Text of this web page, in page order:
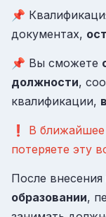
📌
документах,
📌 Вы сможете
должности,
квалификации,
❗
В ближайшее
потеряете эту
После внесения
образовании,